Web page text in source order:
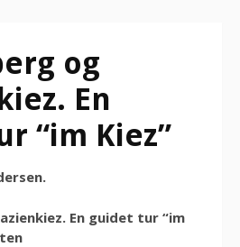
og
En
“im Kiez”
En guidet tur “im